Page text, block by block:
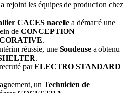
a rejoint les équipes de production chez
CACES nacelle a démarré une
de CONCEPTION
.
réussie, une Soudeuse a obtenu
.
parELECTRO STANDARD
un Technicien de